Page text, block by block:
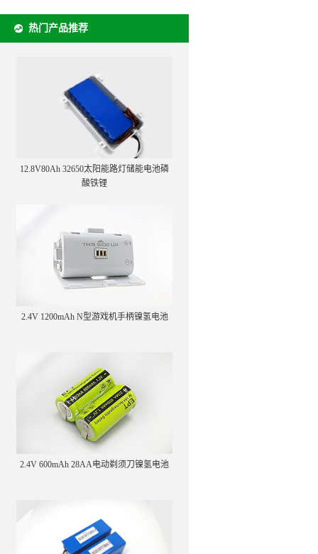
热门产品推荐
12.8V80Ah 32650太阳能路灯储能电池磷
酸铁锂
2.4V 1200mAh N型游戏机手柄镍氢电池
2.4V 600mAh 28AA电动剃须刀镍氢电池